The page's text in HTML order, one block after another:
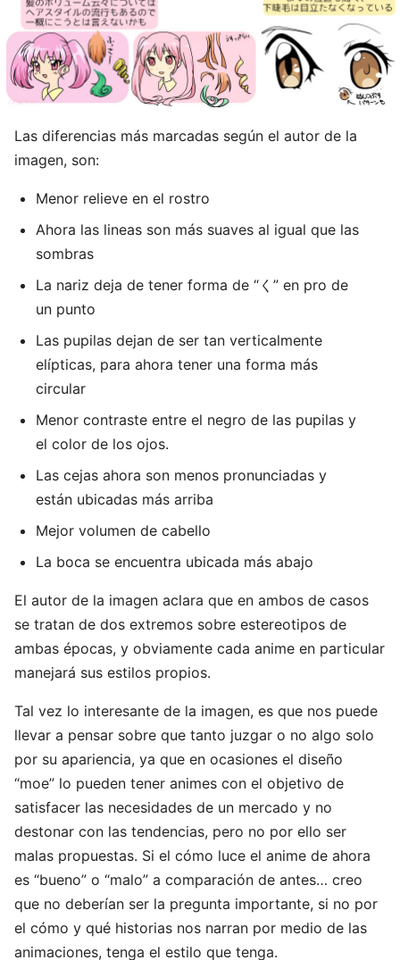
Las diferencias más marcadas según el autor de la
imagen, son:
Menor relieve en el rostro
Ahora las lineas son más suaves al igual que las
sombras
La nariz deja de tener forma de “く” en pro de
un punto
Las pupilas dejan de ser tan verticalmente
elípticas, para ahora tener una forma más
circular
Menor contraste entre el negro de las pupilas y
el color de los ojos.
Las cejas ahora son menos pronunciadas y
están ubicadas más arriba
Mejor volumen de cabello
La boca se encuentra ubicada más abajo
El autor de la imagen aclara que en ambos de casos
se tratan de dos extremos sobre estereotipos de
ambas épocas, y obviamente cada anime en particular
manejará sus estilos propios.
Tal vez lo interesante de la imagen, es que nos puede
llevar a pensar sobre que tanto juzgar o no algo solo
por su apariencia, ya que en ocasiones el diseño
“moe” lo pueden tener animes con el objetivo de
satisfacer las necesidades de un mercado y no
destonar con las tendencias, pero no por ello ser
malas propuestas. Si el cómo luce el anime de ahora
es “bueno” o “malo” a comparación de antes… creo
que no deberían ser la pregunta importante, si no por
el cómo y qué historias nos narran por medio de las
animaciones, tenga el estilo que tenga.